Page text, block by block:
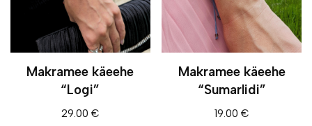
Makramee käeehe
“Logi”
29.00 €
Makramee käeehe
“Sumarlidi”
19.00 €